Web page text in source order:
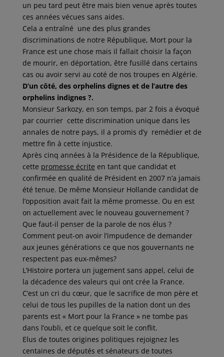
un peu tard peut être mais bien venue après toutes
ces années vécues sans aides.
Cela a entraîné une des plus grandes
discriminations de notre République, Mort pour la
France est une chose mais il fallait choisir la façon
de mourir, en déportation, être fusillé dans certains
cas ou avoir servi au coté de nos troupes en Algérie.
D’un côté, des orphelins dignes et de l’autre des
orphelins indignes ?.
Monsieur Sarkozy, en son temps, par 2 fois a évoqué
par courrier cette discrimination unique dans les
annales de notre pays, il a promis d’y remédier et de
mettre fin à cette injustice.
Après cinq années à la Présidence de la République,
cette promesse écrite en tant que candidat et
confirmée en qualité de Président en 2007 n’a jamais
été tenue. De même Monsieur Hollande candidat de
l’opposition avait fait la même promesse. Ou en est
on actuellement avec le nouveau gouvernement ?
Que faut-il penser de la parole de nos élus ?
Comment peut-on avoir l’impudence de demander
aux jeunes générations ce que nos gouvernants ne
respectent pas eux-mêmes?
L’Histoire portera un jugement sans appel, celui de
la décadence des valeurs qui ont crée la France.
C’est un cri du cœur, que le sacrifice de mon père et
celui de tous les pupilles de la nation dont un des
parents est « Mort pour la France » ne tombe pas
dans l’oubli, et ce quelque soit le conflit.
Elus de toutes origines politiques rejoignez les
centaines de députés et sénateurs de toutes